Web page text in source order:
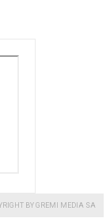
BY GREMI MEDIA SA